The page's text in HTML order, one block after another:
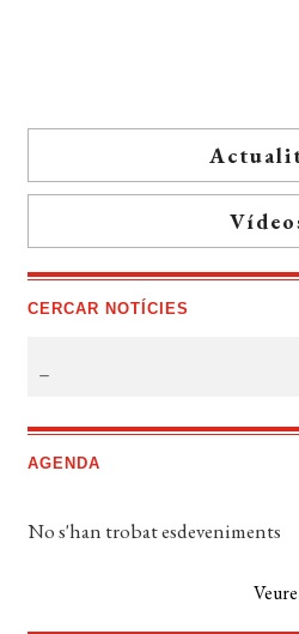
CERCAR NOTÍCIES
AGENDA
No s'han trobat esdeveniments